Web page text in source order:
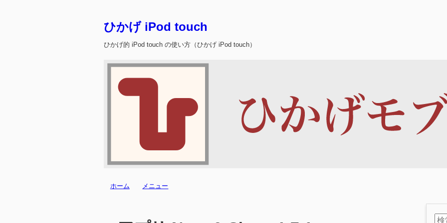
ひかげ iPod touch
ひかげ的 iPod touch の使い方（ひかげ iPod touch）
ホーム メニュー